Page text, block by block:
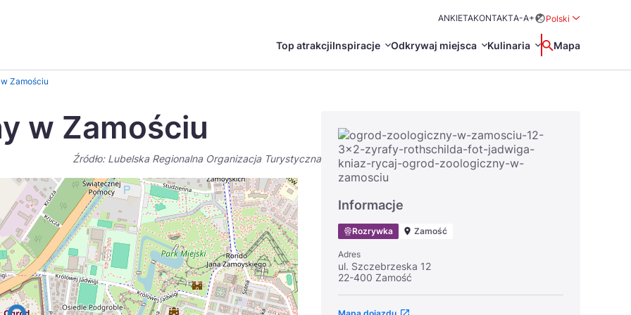
ANKIETAKONTAKTA-A+
Polski
Top atrakcjiInspiracje
Ambasador miejsca Certyfikaty POT
Odkrywaj miejsca
UNESCO
Uzdrowiska Polskie Marki Turystyczne
Kulinaria
Szlaki kulinarne Restauracje Michelin
Wyszukaj
Mapa
日本語
Norsk Suomi
Zamościu
w Zamościu
Źródło: Lubelska Regionalna Organizacja Turystyczna
Informacje
Rozrywka Zamość
Adres
ul. Szczebrzeska 12
22-400 Zamość